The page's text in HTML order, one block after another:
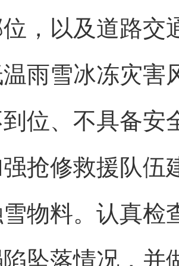
，以及道路交
雨雪冰冻灾害
位、不具备安
抢修救援队伍
物料。认真检
坠落情况，并